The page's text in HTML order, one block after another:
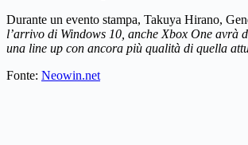
Durante un evento stampa, Takuya Hirano,
l’arrivo di Windows 10, anche Xbox One avrà
una line up con ancora più qualità di quella
Fonte: Neowin.net